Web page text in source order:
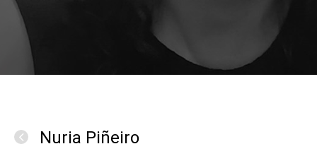
Nuria Piñeiro